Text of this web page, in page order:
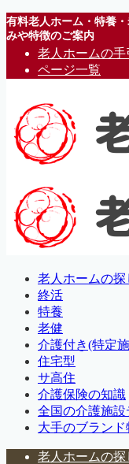
有料老人ホーム・特養
みや特徴のご案内
老人ホームの手
ページ一覧
老人ホームの探
終活
特養
老健
介護付き(特定
住宅型
サ高住
介護保険の知識
全国の介護施設
大手のブランド
老人ホームの探